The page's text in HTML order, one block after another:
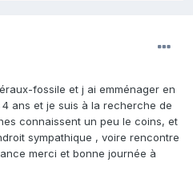
fossile et j ai emménager en
ans et je suis à la recherche de
connaissent un peu le coins, et
sympathique , voire rencontre
merci et bonne journée à